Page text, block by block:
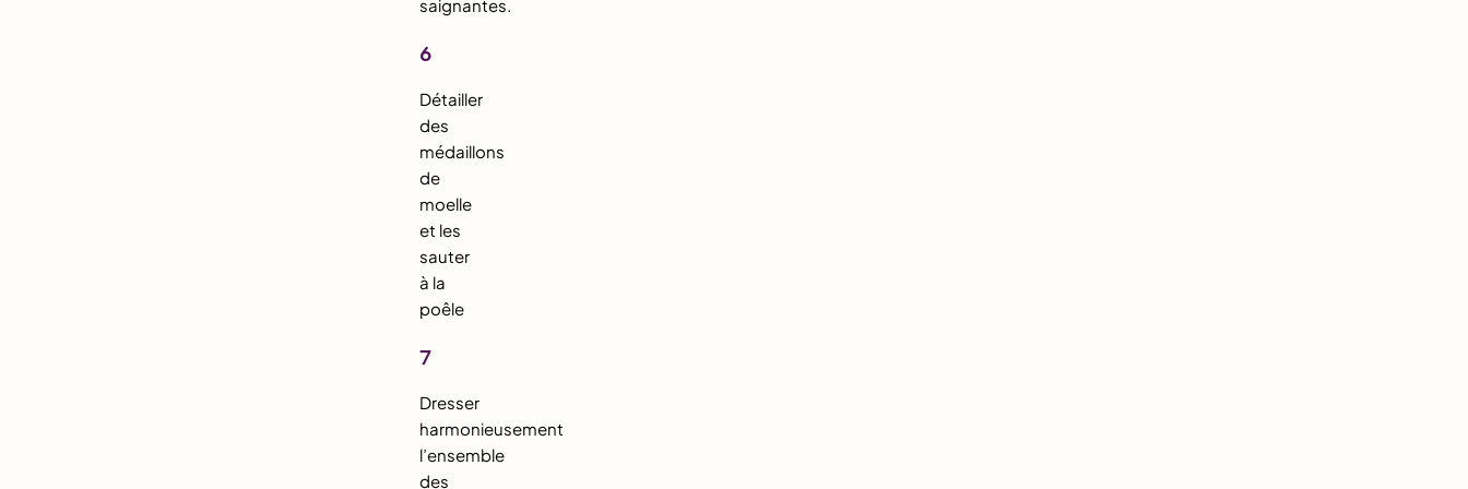
saignantes.
6
Détailler
des
médaillons
de
moelle
et les
sauter
à la
poêle
7
Dresser
harmonieusement
l’ensemble
des